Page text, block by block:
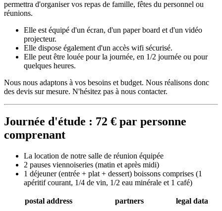
permettra d'organiser vos repas de famille, fêtes du personnel ou
réunions.
Elle est équipé d'un écran, d'un paper board et d'un vidéo
projecteur.
Elle dispose également d'un accès wifi sécurisé.
Elle peut être louée pour la journée, en 1/2 journée ou pour
quelques heures.
Nous nous adaptons à vos besoins et budget. Nous réalisons donc
des devis sur mesure. N'hésitez pas à nous contacter.
Journée d'étude : 72 € par personne
comprenant
La location de notre salle de réunion équipée
2 pauses viennoiseries (matin et après midi)
1 déjeuner (entrée + plat + dessert) boissons comprises (1
apéritif courant, 1/4 de vin, 1/2 eau minérale et 1 café)
postal address partners legal data